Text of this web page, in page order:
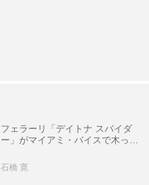
フェラーリ「デイトナ スパイダ
ー」がマイアミ・バイスで木っ端
サ」に化けた理由
石橋 寛